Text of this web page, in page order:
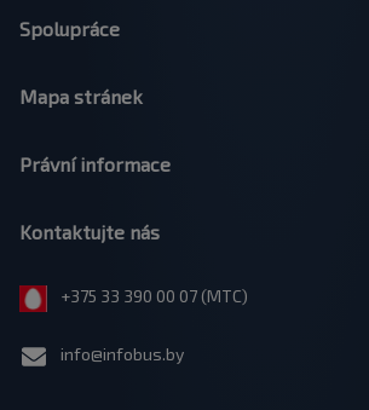
Spolupráce
Mapa stránek
Právní informace
Kontaktujte nás
+375 33 390 00 07 (МТС)
info@infobus.by